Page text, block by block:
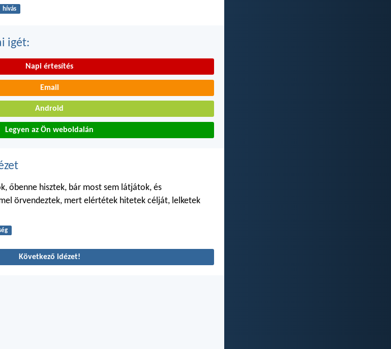
hívás
igét:
Napi értesítés
Email
Android
Legyen az Ön weboldalán
őbenne hisztek, bár most sem látjátok, és
örvendeztek, mert elértétek hitetek célját, lelketek
Következő idézet!